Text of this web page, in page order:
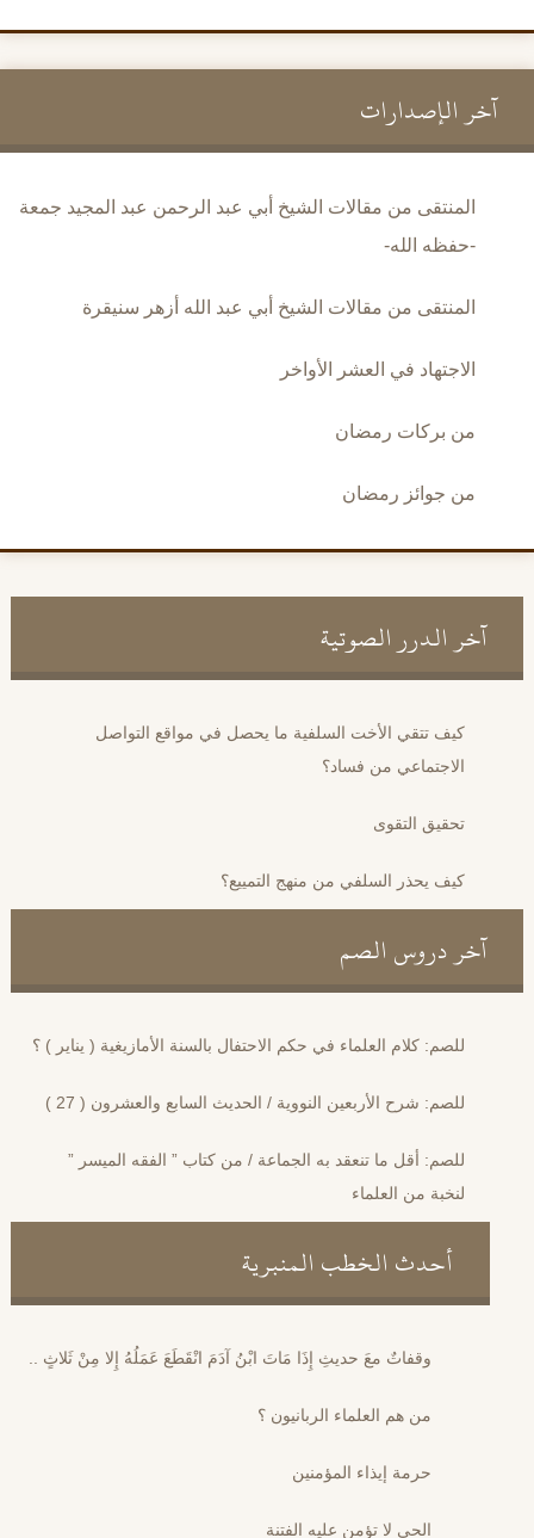
آخر الإصدارات
المنتقى من مقالات الشيخ أبي عبد الرحمن عبد المجيد جمعة
-حفظه الله-
المنتقى من مقالات الشيخ أبي عبد الله أزهر سنيقرة
الاجتهاد في العشر الأواخر
من بركات رمضان
من جوائز رمضان
آخر الدرر الصوتية
كيف تتقي الأخت السلفية ما يحصل في مواقع التواصل
الاجتماعي من فساد؟
تحقيق التقوى
كيف يحذر السلفي من منهج التمييع؟
آخر دروس الصم
للصم: كلام العلماء في حكم الاحتفال بالسنة الأمازيغية ( يناير ) ؟
للصم: شرح الأربعين النووية / الحديث السابع والعشرون ( 27 )
للصم: أقل ما تنعقد به الجماعة / من كتاب ” الفقه الميسر ”
لنخبة من العلماء
أحدث الخطب المنبرية
وقفاتٌ معَ حديثِ إِذَا مَاتَ ابْنُ آدَمَ انْقَطَعَ عَمَلُهُ إِلا مِنْ ثَلاثٍ ..
من هم العلماء الربانيون ؟
حرمة إيذاء المؤمنين
الحي لا تؤمن عليه الفتنة